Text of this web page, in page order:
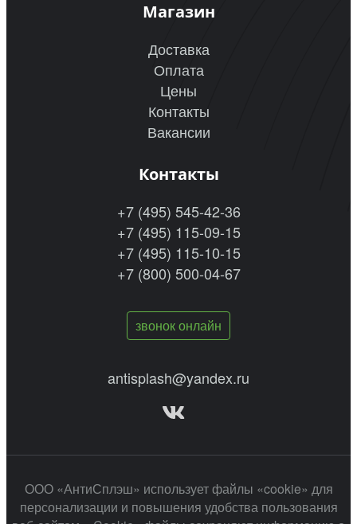
Магазин
Доставка
Оплата
Цены
Контакты
Вакансии
Контакты
+7 (495) 545-42-36
+7 (495) 115-09-15
+7 (495) 115-10-15
+7 (800) 500-04-67
звонок онлайн
antisplash@yandex.ru
ООО «АнтиСплэш» использует файлы «cookie» для
персонализации и повышения удобства пользования